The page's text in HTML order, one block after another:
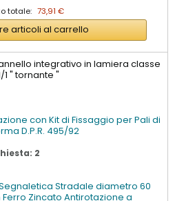
totale: 73,91 €
articoli al carrello
integrativo in lamiera classe
1 " tornante "
con Kit di Fissaggio per Pali di
D.P.R. 495/92
2
Stradale diametro 60
Zincato Antirotazione a